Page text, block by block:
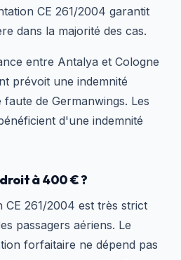
CE 261/2004 garantit
dans la majorité des cas.
entre Antalya et Cologne
prévoit une indemnité
de Germanwings. Les
d'une indemnité
à 400 € ?
CE 261/2004 est très strict
passagers aériens. Le
forfaitaire ne dépend pas